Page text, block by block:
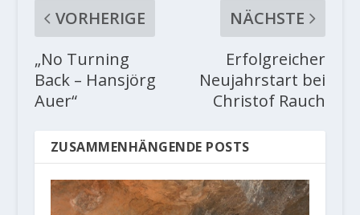
VORHERIGE
„No Turning
Back – Hansjörg
Auer“
NÄCHSTE
Erfolgreicher
Neujahrstart bei
Christof Rauch
ZUSAMMENHÄNGENDE POSTS